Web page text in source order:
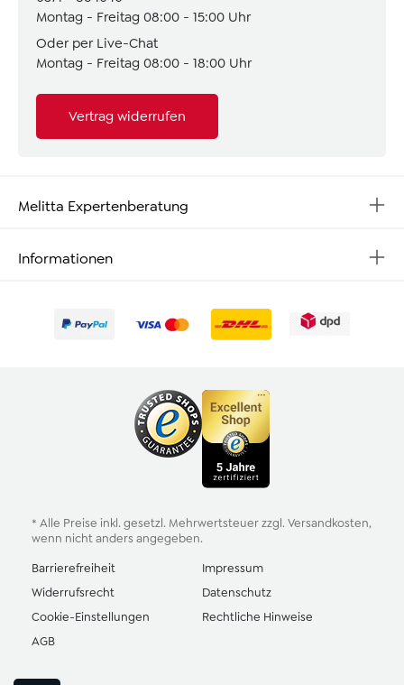
Montag - Freitag 08:00 - 15:00 Uhr
Oder per Live-Chat
Montag - Freitag 08:00 - 18:00 Uhr
Vertrag widerrufen
Melitta Expertenberatung
Informationen
* Alle Preise inkl. gesetzl. Mehrwertsteuer zzgl. Versandkosten,
wenn nicht anders angegeben.
Barrierefreiheit
Impressum
Widerrufsrecht
Datenschutz
Cookie-Einstellungen
Rechtliche Hinweise
AGB